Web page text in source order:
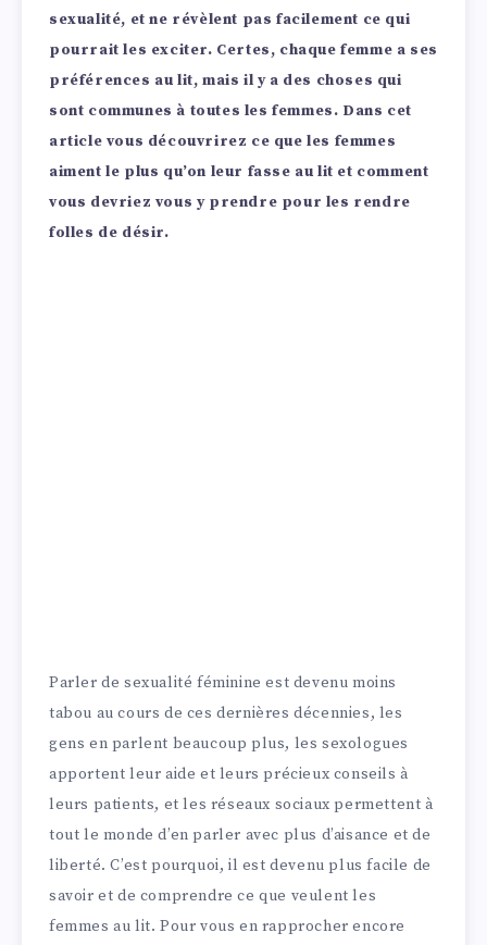
sexualité, et ne révèlent pas facilement ce qui
pourrait les exciter. Certes, chaque femme a ses
préférences au lit, mais il y a des choses qui
sont communes à toutes les femmes. Dans cet
article vous découvrirez ce que les femmes
aiment le plus qu’on leur fasse au lit et comment
vous devriez vous y prendre pour les rendre
folles de désir.
Parler de sexualité féminine est devenu moins
tabou au cours de ces dernières décennies, les
gens en parlent beaucoup plus, les sexologues
apportent leur aide et leurs précieux conseils à
leurs patients, et les réseaux sociaux permettent à
tout le monde d’en parler avec plus d’aisance et de
liberté. C’est pourquoi, il est devenu plus facile de
savoir et de comprendre ce que veulent les
femmes au lit. Pour vous en rapprocher encore